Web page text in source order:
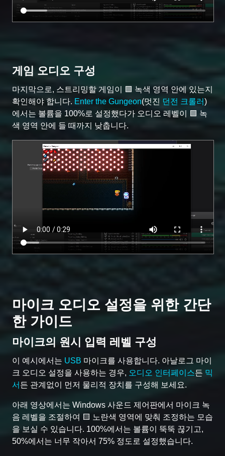
게임 오디오 구성
마지막으로, 스트리밍할 게임이 🟩 녹색 영역 안에 있는지
확인해야 합니다. Enter the Gungeon(멋진 던전 크롤러)
에서는 볼륨을 100%로 설정했다가 오디오 레벨이 🟩 녹
색 영역 안에 들 때까지 낮춥니다.
마이크 오디오 설정을 위한 간단
한 가이드
마이크의 원시 입력 레벨 구성
이 예시에서는 USB 마이크를 사용합니다. 아날로그 마이
크 오디오 설정을 사용하는 경우, 오디오 인터페이스든 믹
서 든 관계없이 먼저 물리적 장치를 구성해 보세요.
아래 영상에서는 Windows 사운드 제어판에서 마이크 녹
음 레벨을 조절하여 🟨 노란색 영역에 맞춰 조정하는 모습
을 보실 수 있습니다. 100%에서는 볼륨이 뚝뚝 끊기고,
50%에서는 너무 작아서 75% 정도로 설정했습니다.